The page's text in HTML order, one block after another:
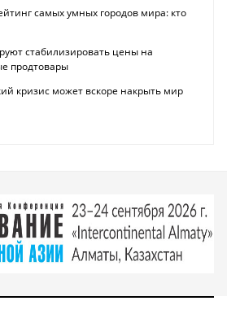
самых умных городов мира: кто
стабилизировать цены на
продтовары
кризис может вскоре накрыть мир